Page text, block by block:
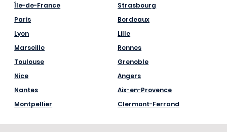
Île-de-France
Paris
Lyon
Marseille
Toulouse
Nice
Nantes
Montpellier
Strasbourg
Bordeaux
Lille
Rennes
Grenoble
Angers
Aix-en-Provence
Clermont-Ferrand